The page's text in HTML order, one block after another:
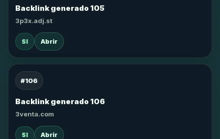
Backlink generado 105
3p3x.adj.st
SI Abrir
#106
Backlink generado 106
3venta.com
SI Abrir